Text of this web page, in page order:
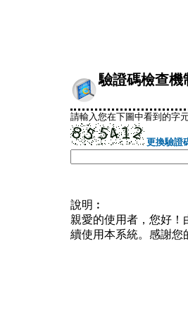
驗證碼檢查機
請輸入您在下圖中看到的字
更換驗證
說明︰
親愛的使用者，您好
續使用本系統。感謝您